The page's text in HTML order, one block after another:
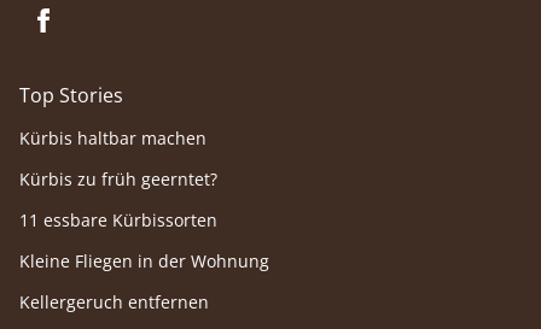
Top Stories
Kürbis haltbar machen
Kürbis zu früh geerntet?
11 essbare Kürbissorten
Kleine Fliegen in der Wohnung
Kellergeruch entfernen